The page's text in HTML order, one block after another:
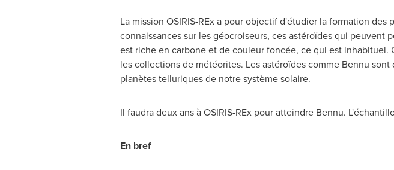
La mission OSIRIS-REx a pour objectif d'étudier la formation
connaissances sur les géocroiseurs, ces astéroïdes qui peuvent
est riche en carbone et de couleur foncée, ce qui est
les collections de météorites. Les astéroïdes comme Bennu
planètes telluriques de notre système solaire.
Il faudra deux ans à OSIRIS-REx pour atteindre Bennu.
En bref